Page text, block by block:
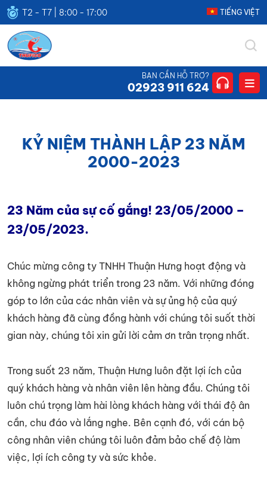
T2 - T7 | 8:00 - 17:00 TIẾNG VIỆT
THUFICO
CÔNG
TNHH
HƯNG
BẠN CẦN HỖ TRỢ?
02923 911 624
KỶ NIỆM THÀNH LẬP 23 NĂM
2000-2023
23 Năm của sự cố gắng! 23/05/2000 –
23/05/2023.
Chúc mừng công ty TNHH Thuận Hưng hoạt động và
không ngừng phát triển trong 23 năm. Với những đóng
góp to lớn của các nhân viên và sự ủng hộ của quý
khách hàng đã cùng đồng hành với chúng tôi suốt thời
gian này, chúng tôi xin gửi lời cảm ơn trân trọng nhất.
Trong suốt 23 năm, Thuận Hưng luôn đặt lợi ích của
quý khách hàng và nhân viên lên hàng đầu. Chúng tôi
luôn chú trọng làm hài lòng khách hàng với thái độ ân
cần, chu đáo và lắng nghe. Bên cạnh đó, với cán bộ
công nhân viên chúng tôi luôn đảm bảo chế độ làm
việc, lợi ích công ty và sức khỏe.